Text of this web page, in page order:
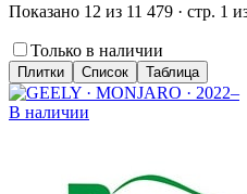
Показано 12 из 11 479 · стр. 1
Только в наличии
Плитки Список Таблица
В наличии